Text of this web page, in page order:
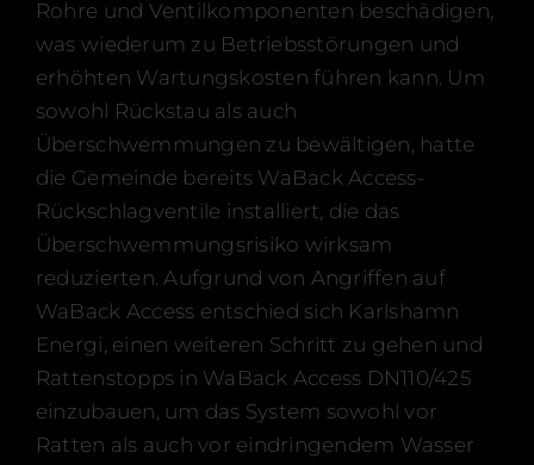
Rohre und Ventilkomponenten beschädigen,
was wiederum zu Betriebsstörungen und
erhöhten Wartungskosten führen kann. Um
sowohl Rückstau als auch
Überschwemmungen zu bewältigen, hatte
die Gemeinde bereits WaBack Access-
Rückschlagventile installiert, die das
Überschwemmungsrisiko wirksam
reduzierten. Aufgrund von Angriffen auf
WaBack Access entschied sich Karlshamn
Energi, einen weiteren Schritt zu gehen und
Rattenstopps in WaBack Access DN110/425
einzubauen, um das System sowohl vor
Ratten als auch vor eindringendem Wasser